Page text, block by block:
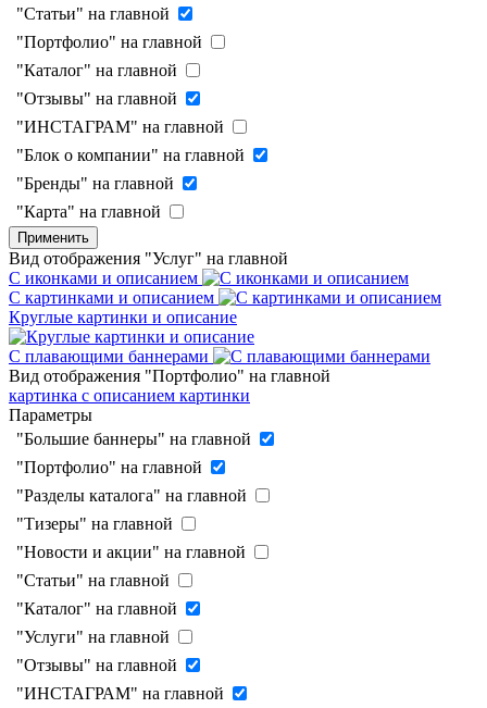
"Статьи" на главной
"Портфолио" на главной
"Каталог" на главной
"Отзывы" на главной
"ИНСТАГРАМ" на главной
"Блок о компании" на главной
"Бренды" на главной
"Карта" на главной
Применить
Вид отображения "Услуг" на главной
С иконками и описанием
С картинками и описанием
Круглые картинки и описание
С плавающими баннерами
Вид отображения "Портфолио" на главной
картинка с описанием картинки
Параметры
"Большие баннеры" на главной
"Портфолио" на главной
"Разделы каталога" на главной
"Тизеры" на главной
"Новости и акции" на главной
"Статьи" на главной
"Каталог" на главной
"Услуги" на главной
"Отзывы" на главной
"ИНСТАГРАМ" на главной